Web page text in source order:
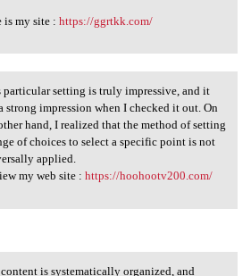
is my site : https://ggrtkk.com/
setting is
particular setting is truly impressive, and it
strong impression when I checked it out. On
hand, I realized that the method of setting
of choices to select a specific point is not
applied.
my web site : https://hoohootv200.com/
is systematically organized, and